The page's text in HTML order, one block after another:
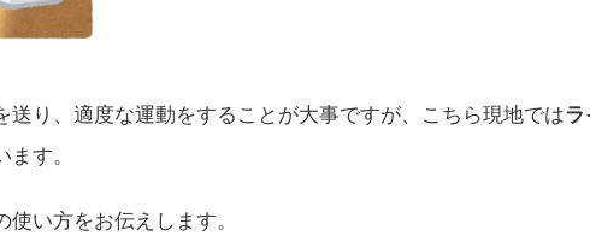
送り、適度な運動をすることが大事ですが、こちら現地ではラ
ます。
い方をお伝えします。